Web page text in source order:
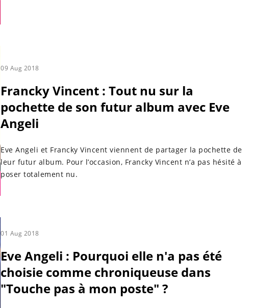
09 Aug 2018
Francky Vincent : Tout nu sur la
pochette de son futur album avec Eve
Angeli
Eve Angeli et Francky Vincent viennent de partager la pochette de
leur futur album. Pour l’occasion, Francky Vincent n’a pas hésité à
poser totalement nu.
01 Aug 2018
Eve Angeli : Pourquoi elle n'a pas été
choisie comme chroniqueuse dans
"Touche pas à mon poste" ?